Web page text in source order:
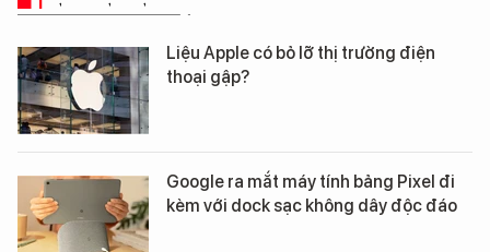
Liệu Apple có bỏ lỡ thị trường điện
thoại gập?
Google ra mắt máy tính bảng Pixel đi
kèm với dock sạc không dây độc đáo